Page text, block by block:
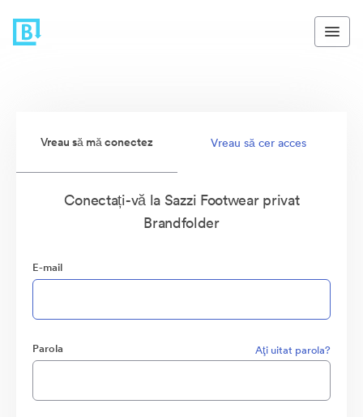
Vreau să mă conectez Vreau să cer acces
Conectați-vă la Sazzi Footwear privat
Brandfolder
E-mail
Parola Aţi uitat parola?